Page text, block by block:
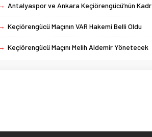
Antalyaspor ve Ankara Keçiörengücü’nün Kadroları Belli Oldu
Keçiörengücü Maçının VAR Hakemi Belli Oldu
Keçiörengücü Maçını Melih Aldemir Yönetecek